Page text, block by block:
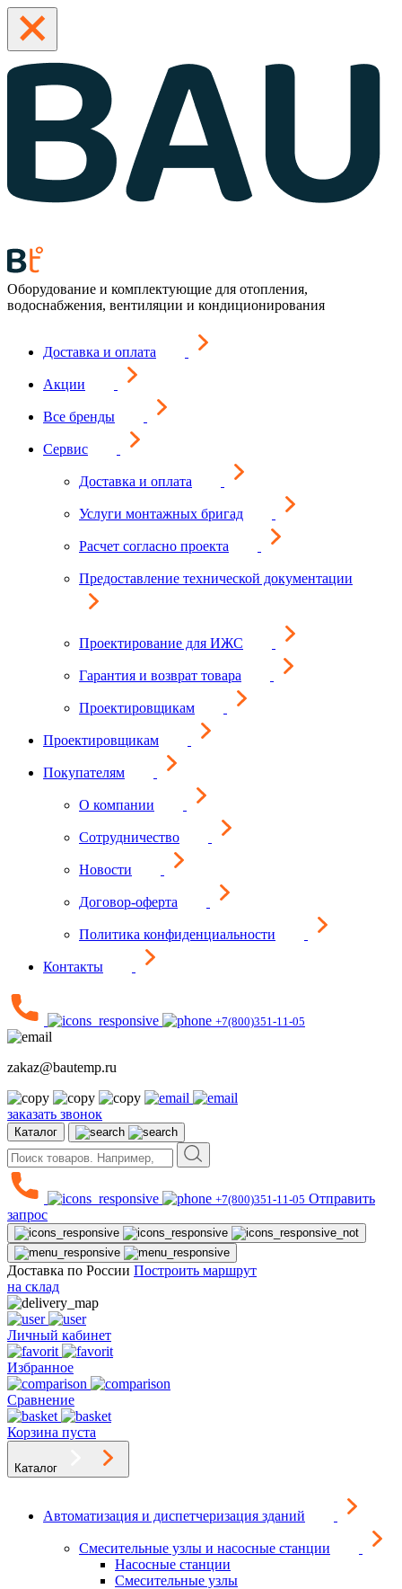
Оборудование и комплектующие для отопления,
водоснабжения, вентиляции и кондиционирования
Доставка и оплата
Акции
Все бренды
Сервис
Доставка и оплата
Услуги монтажных бригад
Расчет согласно проекта
Предоставление технической документации
Проектирование для ИЖС
Гарантия и возврат товара
Проектировщикам
Проектировщикам
Покупателям
О компании
Сотрудничество
Новости
Договор-оферта
Политика конфиденциальности
Контакты
+7(800)351-11-05
zakaz@bautemp.ru
заказать звонок
Каталог
+7(800)351-11-05 Отправить
запрос
Доставка по России Построить маршрут
на склад
Личный кабинет
Избранное
Сравнение
Корзина пуста
Каталог
Автоматизация и диспетчеризация зданий
Смесительные узлы и насосные станции
Насосные станции
Смесительные узлы